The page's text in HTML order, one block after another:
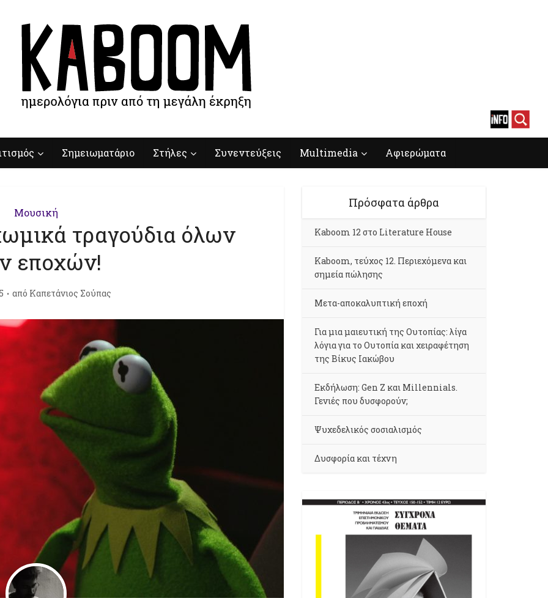
Σημειωματάριο Στήλες Συνεντεύξεις Multimedia Αφιερώματα
Μουσική
τραγούδια όλων
εποχών!
από Καπετάνιος Σούπας
Πρόσφατα άρθρα
Kaboom 12 στο Literature House
Kaboom, τεύχος 12. Περιεχόμενα και
σημεία πώλησης
Μετα-αποκαλυπτική εποχή
Για μια μαιευτική της Ουτοπίας: λίγα
λόγια για το Ουτοπία και χειραφέτηση
της Βίκυς Ιακώβου
Εκδήλωση: Gen Z και Millennials.
Γενιές που δυσφορούν;
Ψυχεδελικός σοσιαλισμός
Δυσφορία και τέχνη